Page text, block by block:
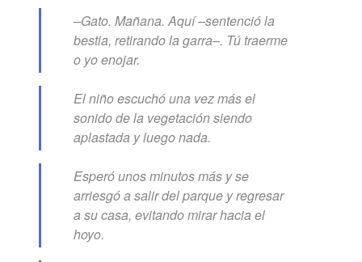
–Gato. Mañana. Aquí –sentenció la
bestia, retirando la garra–. Tú traerme
o yo enojar.
El niño escuchó una vez más el
sonido de la vegetación siendo
aplastada y luego nada.
Esperó unos minutos más y se
arriesgó a salir del parque y regresar
a su casa, evitando mirar hacia el
hoyo.